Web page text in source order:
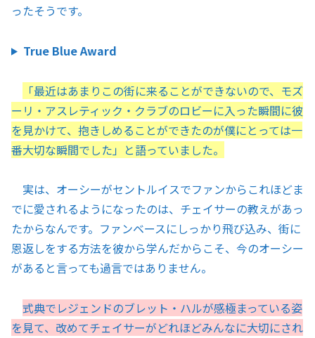
ったそうです。
True Blue Award
「最近はあまりこの街に来ることができないので、モズ
ーリ・アスレティック・クラブのロビーに入った瞬間に彼
を見かけて、抱きしめることができたのが僕にとっては一
番大切な瞬間でした」と語っていました。
実は、オーシーがセントルイスでファンからこれほどま
でに愛されるようになったのは、チェイサーの教えがあっ
たからなんです。ファンベースにしっかり飛び込み、街に
恩返しをする方法を彼から学んだからこそ、今のオーシー
があると言っても過言ではありません。
式典でレジェンドのブレット・ハルが感極まっている姿
を見て、改めてチェイサーがどれほどみんなに大切にされ